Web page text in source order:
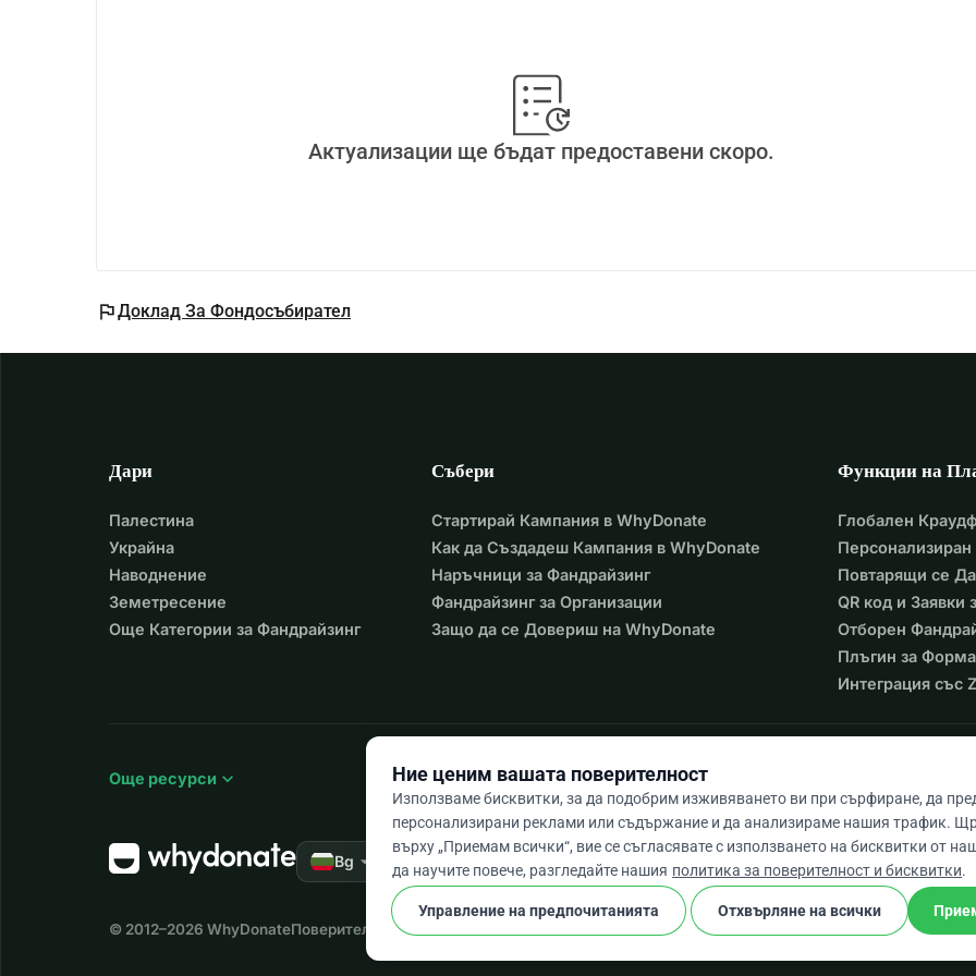
Актуализации ще бъдат предоставени скоро.
flagДоклад За Фондосъбирател
Дари
Палестина
Украйна
Наводнение
Земетресение
Още Категории за Фандрайзинг
Събери
Стартирай Кампания в WhyDonate
Как да Създадеш Кампания в WhyDonate
Наръчници за Фандрайзинг
Фандрайзинг за Организации
Защо да се Довериш на WhyDonate
Функции на
Глобален
Персонализиран
Повтарящи се
QR код и Заявки
Отборен
Плъгин за
Интеграция със
Още ресурси expand_more
Bg arrow_drop_down ★★★★★ 4,9 / 5 въз основа на 500+ отзива
© 2012–2026 WhyDonateПоверителност и бисквитки Настройки На Бисквитките
Ние ценим вашата поверителност
Използваме бисквитки, за да подобрим изживяването ви при сърфиране, да
персонализирани реклами или съдържание и да анализираме нашия трафик.
върху „Приемам всички“, вие се съгласявате с използването на бисквитки от
да научите повече, разгледайте нашия политика за поверителност и бисквитки.
Управление на предпочитанията Отхвърляне на всички